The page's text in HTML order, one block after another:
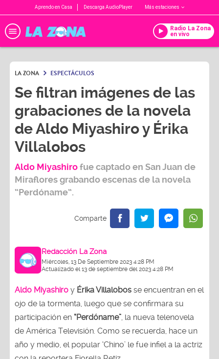
Aprendo en Casa Descarga AudioPlayer Más estaciones
Radio La Zona
en vivo
LA ZONA ESPECTÁCULOS
Se filtran imágenes de las
grabaciones de la novela
de Aldo Miyashiro y Érika
Villalobos
Aldo Miyashirofue captado en San Juan de
Mirafloresgrabando escenas de la novela
“Perdóname”.
Redacción La Zona
Miércoles, 13 De Septiembre 2023 4:28 PM
Actualizado el 13 de septiembre del 2023 4:28 PM
Aldo Miyashiro y Érika Villalobos se encuentran en el
ojo de la tormenta, luego que se confirmara su
participación en “Perdóname”, la nueva telenovela
de América Televisión. Como se recuerda, hace un
año y medio, el popular ‘Chino’ le fue infiel a la actriz